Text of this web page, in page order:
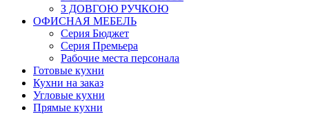
З ДОВГОЮ РУЧКОЮ
ОФИСНАЯ МЕБЕЛЬ
Серия Бюджет
Серия Премьера
Рабочие места персонала
Готовые кухни
Кухни на заказ
Угловые кухни
Прямые кухни